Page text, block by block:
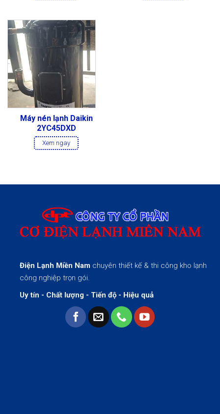
Máy nén lạnh Daikin
2YC45DXD
Xem ngay
Điện Lạnh Miền Namchuyên thiết kế & thi công kho lạnh
công nghiệp trọn gói.
Uy tín - Chất lượng - Tiến độ - Hiệu quả